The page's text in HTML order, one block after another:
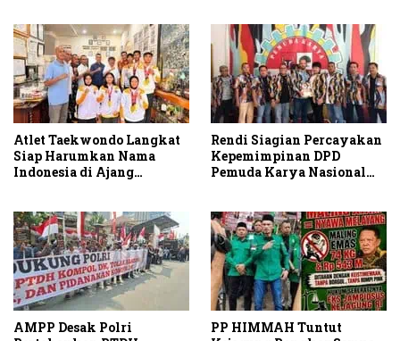
Atlet Taekwondo Langkat
Siap Harumkan Nama
Indonesia di Ajang
Rendi Siagian Percayakan
Kepemimpinan DPD
Pemuda Karya Nasional
AMPP Desak Polri
PP HIMMAH Tuntut